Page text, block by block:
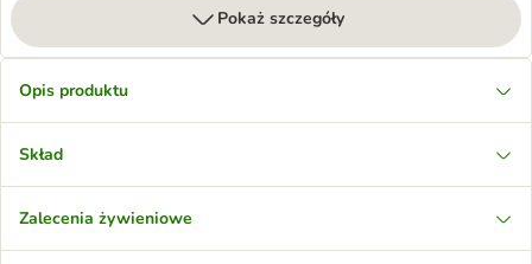
Pokaż szczegóły
Opis produktu
Skład
Zalecenia żywieniowe